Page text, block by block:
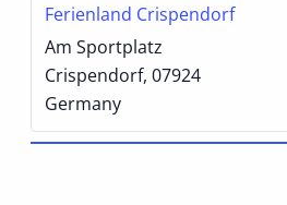
Ferienland Crispendorf
Am Sportplatz
Crispendorf, 07924
Germany